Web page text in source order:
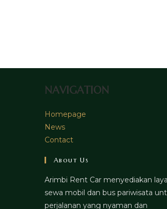
NAVIGATION
Homepage
News
Contact
About Us
Arimbi Rent Car menyediakan
sewa mobil dan bus pariwisata
perjalanan yang nyaman dan